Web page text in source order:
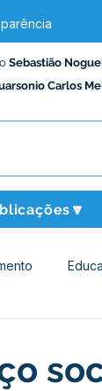
Sebastião
Carlos